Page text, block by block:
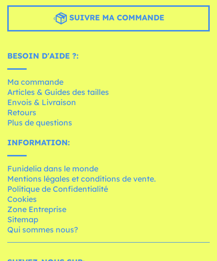
SUIVRE MA COMMANDE
BESOIN D'AIDE ?:
Ma commande
Articles & Guides des tailles
Envois & Livraison
Retours
Plus de questions
INFORMATION:
Funidelia dans le monde
Mentions légales et conditions de vente.
Politique de Confidentialité
Cookies
Zone Entreprise
Sitemap
Qui sommes nous?